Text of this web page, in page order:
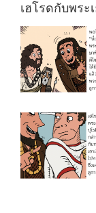
เฮโรดกับพระ